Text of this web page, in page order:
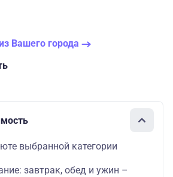
Вашего города
выбранной категории
завтрак, обед и ужин –